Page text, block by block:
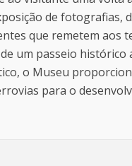
de fotografias,
que remetem aos
um passeio histórico
o Museu
para o